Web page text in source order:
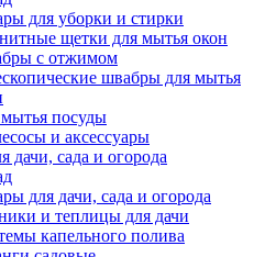
для уборки и стирки
щетки для мытья окон
с отжимом
швабры для мытья
посуды
и аксессуары
дачи, сада и огорода
для дачи, сада и огорода
и теплицы для дачи
капельного полива